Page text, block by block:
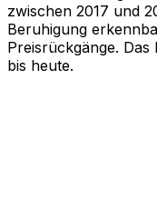
zwischen 2017 und
Beruhigung
Preisrückgänge.
bis heute.